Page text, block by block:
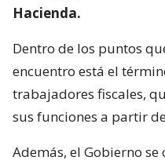
Hacienda.
Dentro de los puntos
encuentro está el
trabajadores fiscales,
sus funciones a partir
Además, el Gobierno